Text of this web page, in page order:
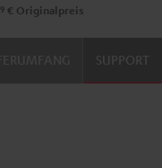
€ Originalpreis
SUPPORT